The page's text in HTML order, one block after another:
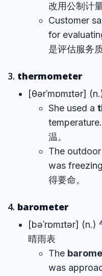
改用公制计
Customer
for
是评估服务
3. thermometer
[θərˈmɒmɪtər]
She used a
温。
The outdoor
was
得要命。
4. barometer
[bəˈrɒmɪtər] (n.)
晴雨表
The
was